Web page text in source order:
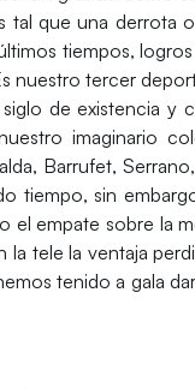
tal que una
tiempos,
nuestro tercer
de existencia y
imaginario
Barrufet,
tiempo, sin
el empate sobre la
tele la ventaja
tenido a gala